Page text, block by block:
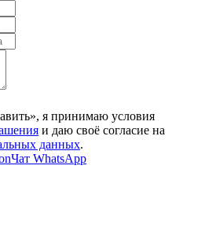
я принимаю условия
и даю своё согласие на
данных.
Чат WhatsApp